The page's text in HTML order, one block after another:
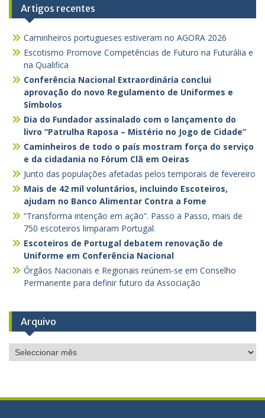
Artigos recentes
Caminheiros portugueses estiveram no AGORA 2026
Escotismo Promove Competências de Futuro na Futurália e
na Qualifica
Conferência Nacional Extraordinária conclui
aprovação do novo Regulamento de Uniformes e
Símbolos
Dia do Fundador assinalado com o lançamento do
livro “Patrulha Raposa – Mistério no Jogo de Cidade”
Caminheiros de todo o país mostram força do serviço
e da cidadania no Fórum Clã em Oeiras
Junto das populações afetadas pelos temporais de fevereiro
Mais de 42 mil voluntários, incluindo Escoteiros,
ajudam no Banco Alimentar Contra a Fome
“Transforma intenção em ação”. Passo a Passo, mais de
750 escoteiros limparam Portugal.
Escoteiros de Portugal debatem renovação de
Uniforme em Conferência Nacional
Órgãos Nacionais e Regionais reúnem-se em Conselho
Permanente para definir futuro da Associação
Arquivo
Arquivo